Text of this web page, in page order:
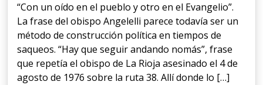
“Con un oído en el pueblo y otro en el Evangelio”.
La frase del obispo Angelelli parece todavía ser un
método de construcción política en tiempos de
saqueos. “Hay que seguir andando nomás”, frase
que repetía el obispo de La Rioja asesinado el 4 de
agosto de 1976 sobre la ruta 38. Allí donde lo […]